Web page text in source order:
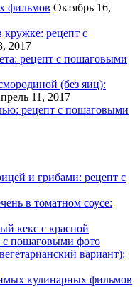
фильмов Октябрь 16,
кружке: рецепт с
2017
рецепт с пошаговыми
(без яиц):
11, 2017
рецепт с пошаговыми
и грибами: рецепт с
в томатном соусе:
кекс с красной
с пошаговыми фото
вариант):
кулинарных фильмов